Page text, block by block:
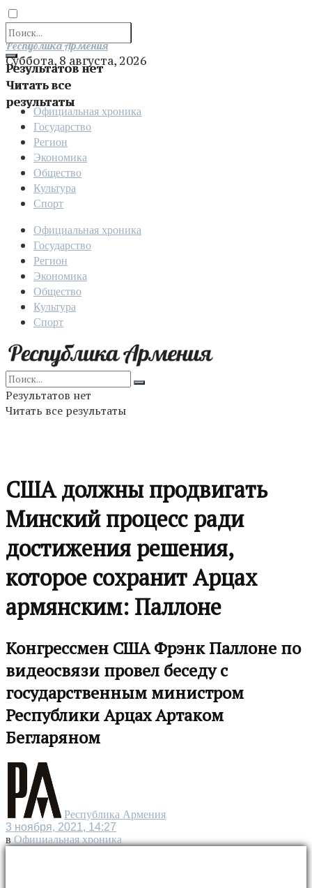
Результатов нет
Читать все
результаты
Отправить
Республика Армения
Суббота, 8 августа, 2026
Официальная хроника
Государство
Регион
Экономика
Общество
Культура
Спорт
Официальная хроника
Государство
Регион
Экономика
Общество
Культура
Спорт
Результатов нет
Читать все результаты
США должны продвигать
Минский процесс ради
достижения решения,
которое сохранит Арцах
армянским: Паллоне
Конгрессмен США Фрэнк Паллоне по
видеосвязи провел беседу с
государственным министром
Республики Арцах Артаком
Бегларяном
Республика Армения
3 ноября, 2021, 14:27
в Официальная хроника